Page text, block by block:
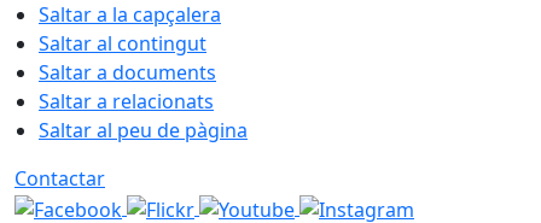
Saltar a la capçalera
Saltar al contingut
Saltar a documents
Saltar a relacionats
Saltar al peu de pàgina
Contactar